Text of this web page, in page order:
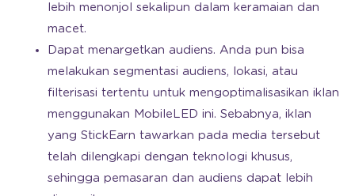
lebih menonjol sekalipun dalam keramaian dan
macet.
Dapat menargetkan audiens. Anda pun bisa
melakukan segmentasi audiens, lokasi, atau
filterisasi tertentu untuk mengoptimalisasikan iklan
menggunakan MobileLED ini. Sebabnya, iklan
yang StickEarn tawarkan pada media tersebut
telah dilengkapi dengan teknologi khusus,
sehingga pemasaran dan audiens dapat lebih